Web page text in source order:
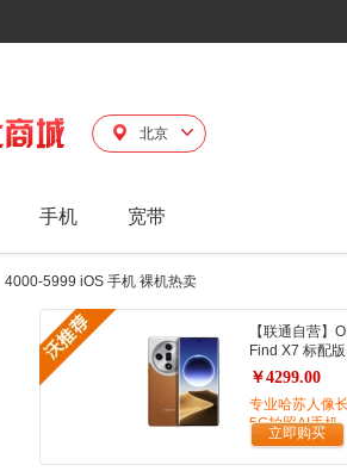
北京
手机 宽带
4000-5999 iOS 手机 裸机热卖
【联通自营】
Find X7 标配版
￥4299.00
专业哈苏人像
5G拍照AI手机
立即购买